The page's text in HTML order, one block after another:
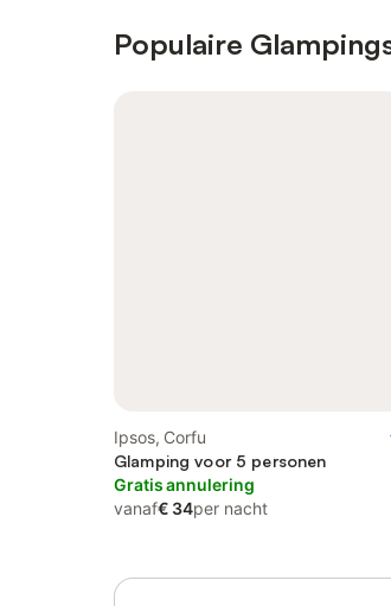
Populaire
Ipsos, Corfu
Glamping voor 5 personen
Gratis annulering
vanaf€ 34per nacht